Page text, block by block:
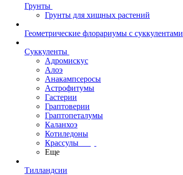
Грунты
Грунты для хищных растений
Геометрические флорариумы с суккулентами
Суккуленты
Адромискус
Алоэ
Анакампсеросы
Астрофитумы
Гастерии
Граптоверии
Граптопеталумы
Каланхоэ
Котиледоны
Крассулы
Еще
Тилландсии